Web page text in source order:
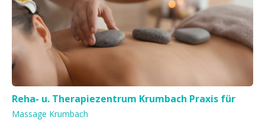
Reha- u. Therapiezentrum Krumbach Praxis für
Krankengymnastik,Massage,Rehabilitation
Massage Krumbach